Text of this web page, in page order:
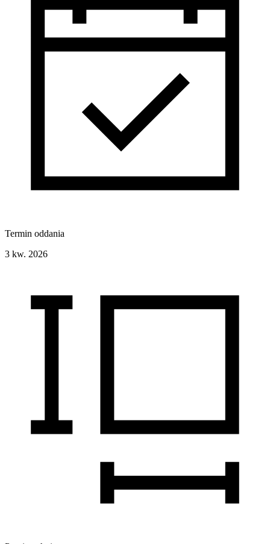
Termin oddania
3 kw. 2026